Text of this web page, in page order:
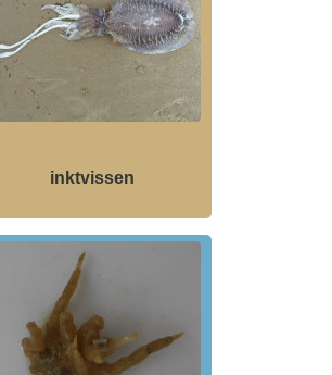
inktvissen